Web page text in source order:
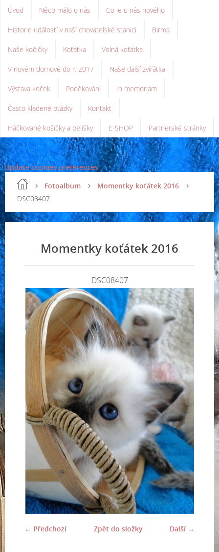
Úvod Něco málo o nás Co je u nás nového
Historie událostí v naší chovatelské stanici Birma
Naše kočičky Koťátka Volná koťátka
V novém domově do r. 2017 Naše další zvířátka
Výstava koček Poděkování In memoriam
Často kladené otázky Kontakt
Háčkované košíčky a pelíšky E-SHOP Partnerské stránky
Update cookies preferences
Fotoalbum
Momentky koťátek 2016
DSC08407
Momentky koťátek 2016
DSC08407
← Předchozí Další →
Zpět do složky